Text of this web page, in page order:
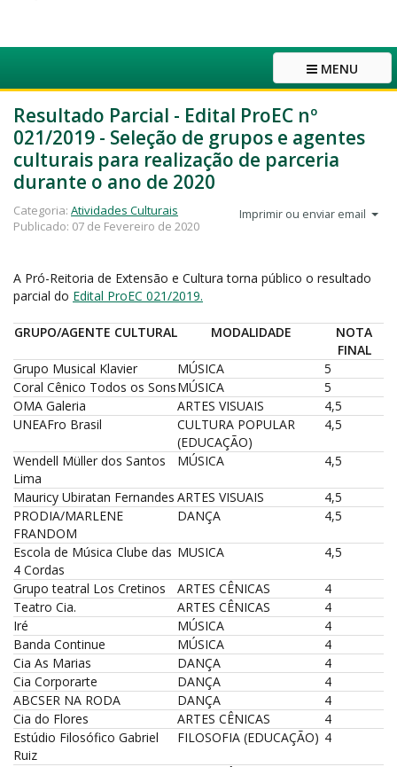
MENU
Resultado Parcial - Edital ProEC nº
021/2019 - Seleção de grupos e agentes
culturais para realização de parceria
durante o ano de 2020
Imprimir ou enviar email
Categoria: Atividades Culturais
Publicado: 07 de Fevereiro de 2020
A Pró-Reitoria de Extensão e Cultura torna público o resultado
parcial do Edital ProEC 021/2019.
GRUPO/AGENTE CULTURAL MODALIDADE
NOTA
FINAL
Grupo Musical Klavier
MÚSICA
5
Coral Cênico Todos os SonsMÚSICA
5
OMA Galeria
ARTES VISUAIS
4,5
UNEAFro Brasil
CULTURA POPULAR
(EDUCAÇÃO)
4,5
Wendell Müller dos Santos
Lima
MÚSICA 4,5
Mauricy Ubiratan Fernandes ARTES VISUAIS
4,5
PRODIA/MARLENE
FRANDOM
DANÇA 4,5
Escola de Música Clube das
4 Cordas
MUSICA 4,5
Grupo teatral Los Cretinos ARTES CÊNICAS
4
Teatro Cia.
ARTES CÊNICAS
4
Iré
MÚSICA
4
Banda Continue
MÚSICA
4
Cia As Marias
DANÇA
4
Cia Corporarte
DANÇA
4
ABCSER NA RODA
DANÇA
4
Cia do Flores
ARTES CÊNICAS
4
Estúdio Filosófico Gabriel
Ruiz
FILOSOFIA (EDUCAÇÃO) 4